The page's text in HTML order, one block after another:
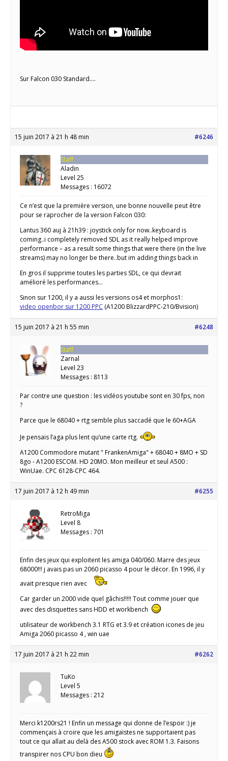
Sur Falcon 030 Standard….
15 juin 2017 à 21 h 48 min #6246
Staff
Aladin
Level 25
Messages : 16072
Ce n’est que la première version, une bonne nouvelle peut être
pour se raprocher de la version Falcon 030:
Lantus 360 auj à 21h39 : joystick only for now..keyboard is
coming..i completely removed SDL as it really helped improve
performance – as a result some things that were there (in the live
streams) may no longer be there..but im adding things back in
En gros il supprime toutes les parties SDL, ce qui devrait
amélioré les performances…
Sinon sur 1200, il y a aussi les versions os4 et morphos1:
video openbor sur 1200 PPC (A1200 BlizzardPPC-210/Bvision)
15 juin 2017 à 21 h 55 min #6248
Staff
Zarnal
Level 23
Messages : 8113
Par contre une question : les vidéos youtube sont en 30 fps, non
?
Parce que le 68040 + rtg semble plus saccadé que le 60+AGA
Je pensais l’aga plus lent qu’une carte rtg.
A1200 Commodore mutant " FrankenAmiga" + 68040 + 8MO + SD
8go - A1200 ESCOM. HD 20MO. Mon meilleur et seul A500 :
WinUae. CPC 6128-CPC 464.
17 juin 2017 à 12 h 49 min #6255
RetroMiga
Level 8
Messages : 701
Enfin des jeux qui exploitent les amiga 040/060. Marre des jeux
68000!!! j avais pas un 2060 picasso 4 pour le décor. En 1996, il y
avait presque rien avec
Car garder un 2000 vide quel gâchis!!!!! Tout comme jouer que
avec des disquettes sans HDD et workbench
utilisateur de workbench 3.1 RTG et 3.9 et création icones de jeu
Amiga 2060 picasso 4 , win uae
17 juin 2017 à 21 h 22 min #6262
TuKo
Level 5
Messages : 212
Merci k1200rs21 ! Enfin un message qui donne de l’espoir :) je
commençais à croire que les amigaïstes ne supportaient pas
tout ce qui allait au delà des A500 stock avec ROM 1.3. Faisons
transpirer nos CPU bon dieu